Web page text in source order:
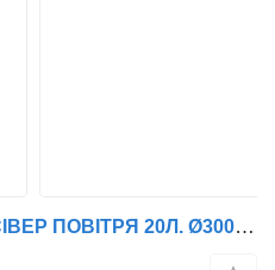
Ресивер воздушный РЕСІВЕР ПОВІТРЯ 20Л. Ø300MM L-379MM M22*1.5MM 12.5 BAR DAF CF85/ для тягача DAF CF85